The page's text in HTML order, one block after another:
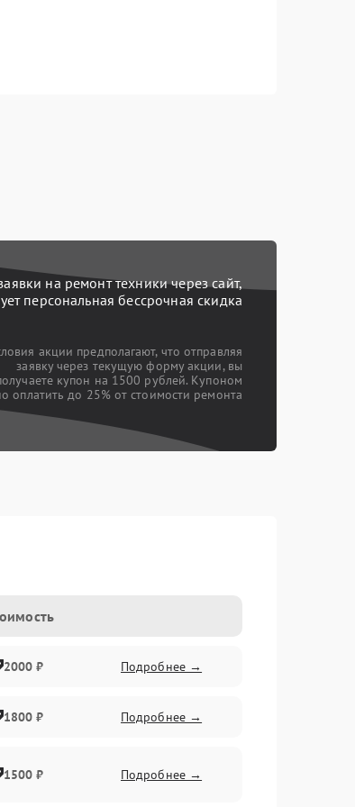
на ремонт техники через сайт,
персональная бессрочная скидка
акции предполагают, что отправляя
заявку через текущую форму акции, вы
купон на 1500 рублей. Купоном
оплатить до 25% от стоимости ремонта
2000 ₽ Подробнее →
1800 ₽ Подробнее →
1500 ₽ Подробнее →